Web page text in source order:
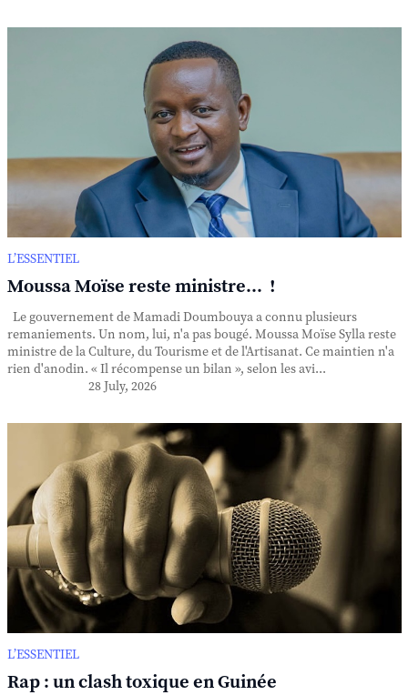
L’ESSENTIEL
Moussa Moïse reste ministre... !
Le gouvernement de Mamadi Doumbouya a connu plusieurs
remaniements. Un nom, lui, n'a pas bougé. Moussa Moïse Sylla reste
ministre de la Culture, du Tourisme et de l'Artisanat. Ce maintien n'a
rien d'anodin. « Il récompense un bilan », selon les avi...
28 July, 2026
L’ESSENTIEL
Rap : un clash toxique en Guinée